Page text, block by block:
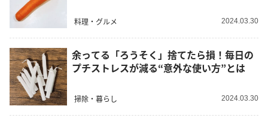
料理・グルメ 2024.03.30
余ってる「ろうそく」捨てたら損！毎日の
プチストレスが減る“意外な使い方”とは
掃除・暮らし 2024.03.30